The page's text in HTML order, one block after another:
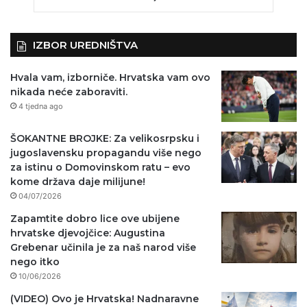
IZBOR UREDNIŠTVA
Hvala vam, izborniče. Hrvatska vam ovo
nikada neće zaboraviti.
4 tjedna ago
ŠOKANTNE BROJKE: Za velikosrpsku i
jugoslavensku propagandu više nego
za istinu o Domovinskom ratu – evo
kome država daje milijune!
04/07/2026
Zapamtite dobro lice ove ubijene
hrvatske djevojčice: Augustina
Grebenar učinila je za naš narod više
nego itko
10/06/2026
(VIDEO) Ovo je Hrvatska! Nadnaravne